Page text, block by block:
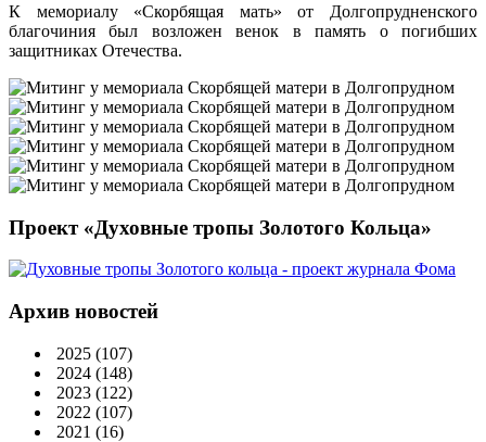
К мемориалу «Скорбящая мать» от Долгопрудненского
благочиния был возложен венок в память о погибших
защитниках Отечества.
Проект «Духовные тропы Золотого Кольца»
Архив новостей
2025 (107)
2024 (148)
2023 (122)
2022 (107)
2021 (16)